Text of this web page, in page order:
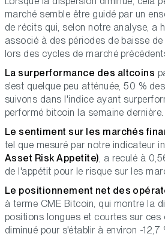
marché semble être guidé par un
de récits qui, selon notre analyse, a
associé à des périodes de baisse
lors des cycles de marché
La surperformance des altcoins
s'est quelque peu atténuée, 50 %
suivons dans l'indice ayant
performé bitcoin la semaine dernière.
Le sentiment sur les marchés
tel que mesuré par notre indicateur
Asset Risk Appetite), a reculé à
de l'appétit pour le risque sur les
Le positionnement net des
à terme CME Bitcoin, qui montre la
positions longues et courtes sur ces
diminué pour s'établir à environ -